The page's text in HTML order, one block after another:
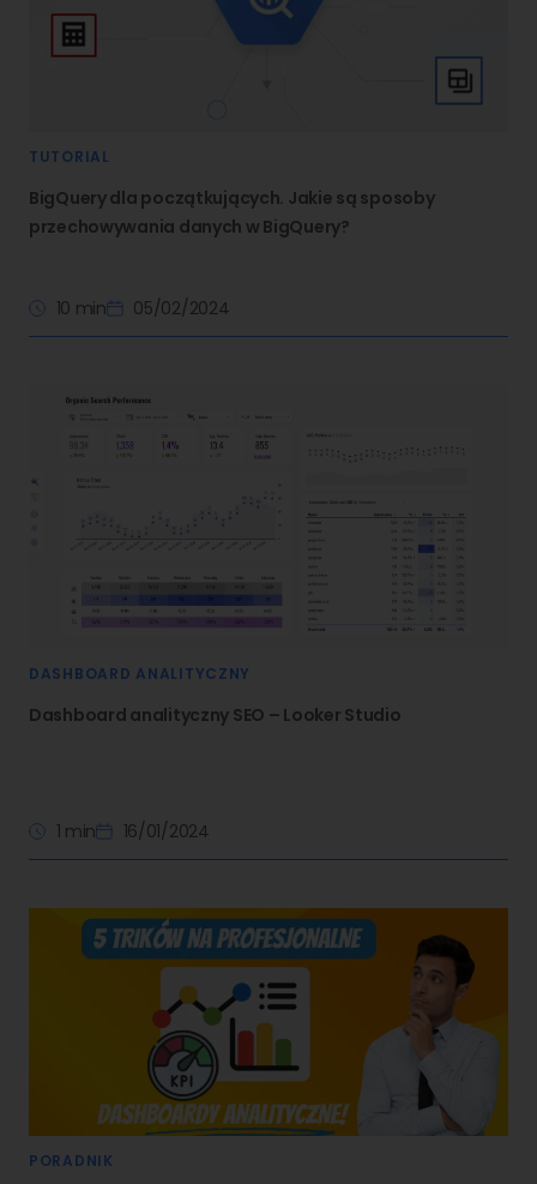
TUTORIAL
BigQuery dla początkujących. Jakie są sposoby
przechowywania danych w BigQuery?
10 min 05/02/2024
DASHBOARD ANALITYCZNY
Dashboard analityczny SEO – Looker Studio
1 min 16/01/2024
PORADNIK